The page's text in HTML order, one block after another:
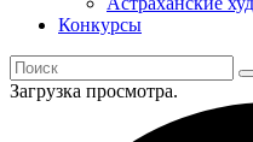
Конкурсы
Загрузка просмотра.